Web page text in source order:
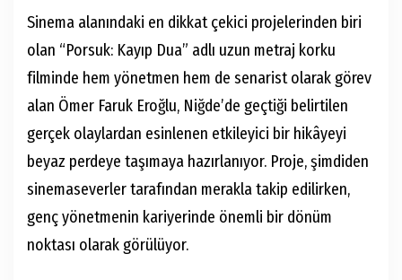
Sinema alanındaki en dikkat çekici projelerinden biri
olan “Porsuk: Kayıp Dua” adlı uzun metraj korku
filminde hem yönetmen hem de senarist olarak görev
alan Ömer Faruk Eroğlu, Niğde’de geçtiği belirtilen
gerçek olaylardan esinlenen etkileyici bir hikâyeyi
beyaz perdeye taşımaya hazırlanıyor. Proje, şimdiden
sinemaseverler tarafından merakla takip edilirken,
genç yönetmenin kariyerinde önemli bir dönüm
noktası olarak görülüyor.